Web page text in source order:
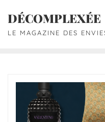
DÉCOMPLEXÉE
LE MAGAZINE DES